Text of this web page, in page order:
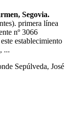
Segovia.
primera línea
nº 3066
establecimiento
...